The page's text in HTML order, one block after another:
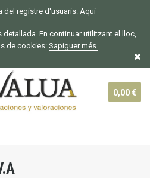
del registre d'usuaris: Aquí
En continuar utilitzant el lloc,
de cookies: Sapiguer més.
0,00 €